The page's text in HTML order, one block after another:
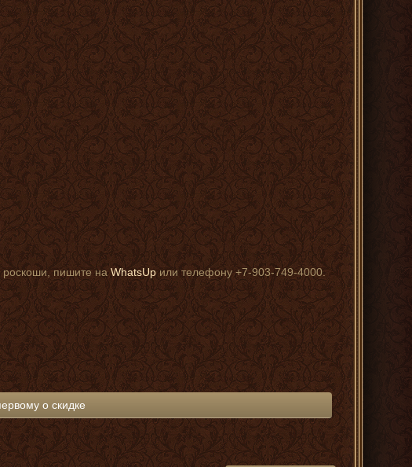
роскоши, пишите наWhatsUpили телефону +7-903-749-4000.
о скидке